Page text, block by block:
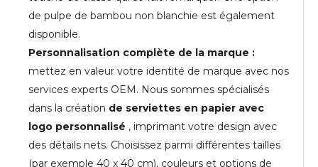
de pulpe de bambou non blanchie est également
disponible.
Personnalisation complète de la marque :
mettez en valeur votre identité de marque avec nos
services experts OEM. Nous sommes spécialisés
dans la création de serviettes en papier avec
logo personnalisé , imprimant votre design avec
des détails nets. Choisissez parmi différentes tailles
(par exemple 40 x 40 cm), couleurs et options de